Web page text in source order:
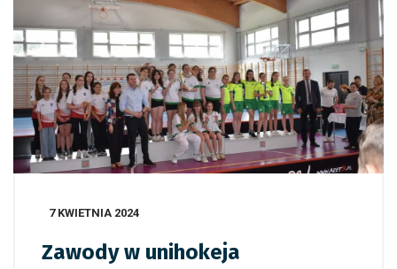
7 KWIETNIA 2024
Zawody w unihokeja